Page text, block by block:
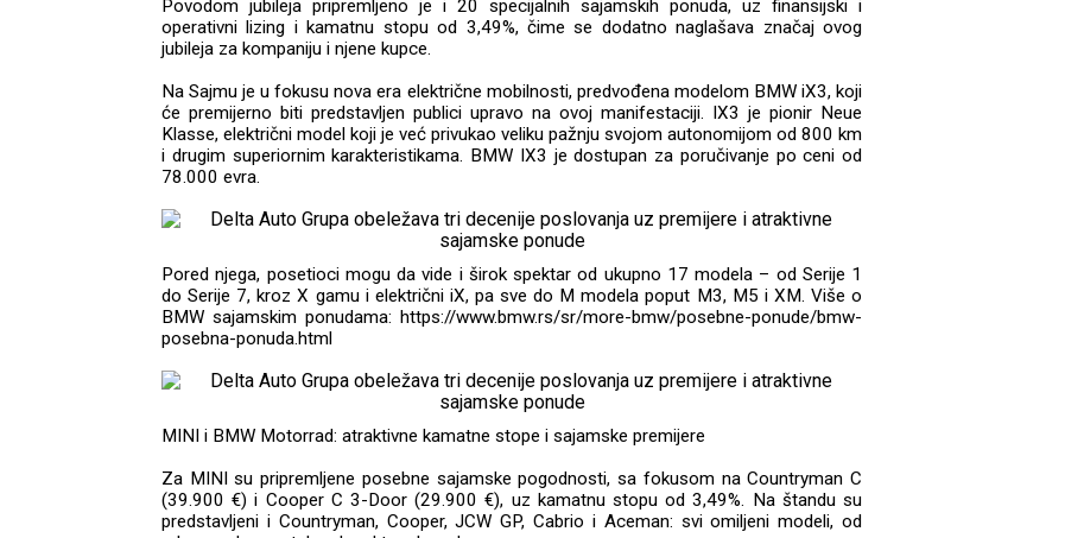
Povodom jubileja pripremljeno je i 20 specijalnih sajamskih ponuda, uz finansijski i
operativni lizing i kamatnu stopu od 3,49%, čime se dodatno naglašava značaj ovog
jubileja za kompaniju i njene kupce.
Na Sajmu je u fokusu nova era električne mobilnosti, predvođena modelom BMW iX3, koji
će premijerno biti predstavljen publici upravo na ovoj manifestaciji. IX3 je pionir Neue
Klasse, električni model koji je već privukao veliku pažnju svojom autonomijom od 800 km
i drugim superiornim karakteristikama. BMW IX3 je dostupan za poručivanje po ceni od
78.000 evra.
Pored njega, posetioci mogu da vide i širok spektar od ukupno 17 modela – od Serije 1
do Serije 7, kroz X gamu i električni iX, pa sve do M modela poput M3, M5 i XM. Više o
BMW sajamskim ponudama: https://www.bmw.rs/sr/more-bmw/posebne-ponude/bmw-
posebna-ponuda.html
MINI i BMW Motorrad: atraktivne kamatne stope i sajamske premijere
Za MINI su pripremljene posebne sajamske pogodnosti, sa fokusom na Countryman C
(39.900 €) i Cooper C 3-Door (29.900 €), uz kamatnu stopu od 3,49%. Na štandu su
predstavljeni i Countryman, Cooper, JCW GP, Cabrio i Aceman: svi omiljeni modeli, od